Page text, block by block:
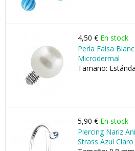
4,50 € En stock
Perla Falsa
Microdermal
Tamaño:
5,90 € En stock
Piercing Nariz
Strass Azul Claro